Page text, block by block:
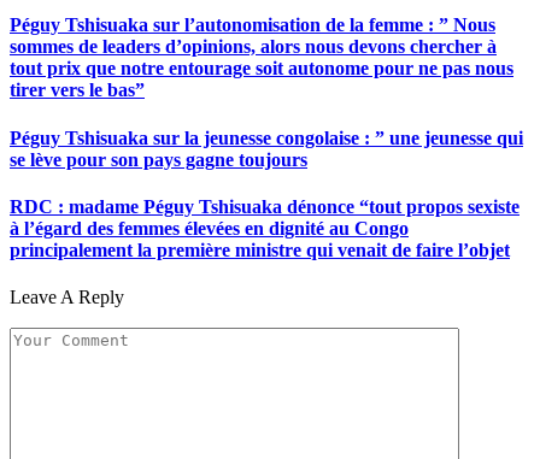
Péguy Tshisuaka sur l’autonomisation de la femme : ” Nous
sommes de leaders d’opinions, alors nous devons chercher à
tout prix que notre entourage soit autonome pour ne pas nous
tirer vers le bas”
Péguy Tshisuaka sur la jeunesse congolaise : ” une jeunesse qui
se lève pour son pays gagne toujours
RDC : madame Péguy Tshisuaka dénonce “tout propos sexiste
à l’égard des femmes élevées en dignité au Congo
principalement la première ministre qui venait de faire l’objet
Leave A Reply